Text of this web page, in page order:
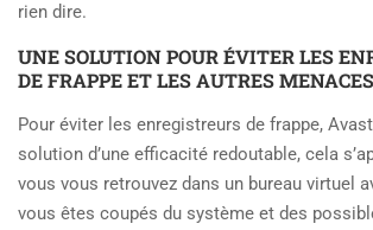
rien dire.
UNE SOLUTION POUR ÉVITER LES
DE FRAPPE ET LES AUTRES
Pour éviter les enregistreurs de frappe,
solution d’une efficacité redoutable, cela
vous vous retrouvez dans un bureau virtuel
vous êtes coupés du système et des